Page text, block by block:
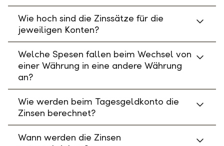
Wie hoch sind die Zinssätze für die
jeweiligen Konten?
Welche Spesen fallen beim Wechsel von
einer Währung in eine andere Währung
an?
Wie werden beim Tagesgeldkonto die
Zinsen berechnet?
Wann werden die Zinsen